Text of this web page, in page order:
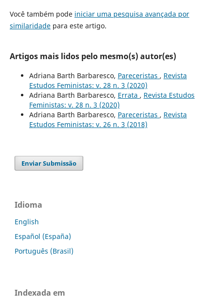
Você também pode iniciar uma pesquisa avançada por
similaridadepara este artigo.
Artigos mais lidos pelo mesmo(s) autor(es)
Adriana Barth Barbaresco, Pareceristas , Revista
Estudos Feministas: v. 28 n. 3 (2020)
Adriana Barth Barbaresco, Errata , Revista Estudos
Feministas: v. 28 n. 3 (2020)
Adriana Barth Barbaresco, Pareceristas , Revista
Estudos Feministas: v. 26 n. 3 (2018)
Enviar Submissão
Idioma
English
Español (España)
Português (Brasil)
Indexada em